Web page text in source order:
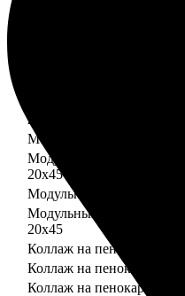
20х45
Модульный пенокартон
Модульный пенокартон
20х45
Модульный пенокартон
Модульный пенокартон
20х45
Коллаж на пенокартоне
Коллаж на пенокартоне
Коллаж на пенокартоне